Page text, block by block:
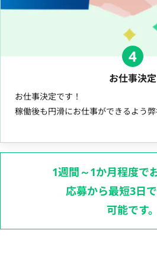
4
お仕事決定
お仕事決定です！
稼働後も円滑にお仕事ができるよう弊
1週間～1か月程度で
応募から最短3日
可能です。